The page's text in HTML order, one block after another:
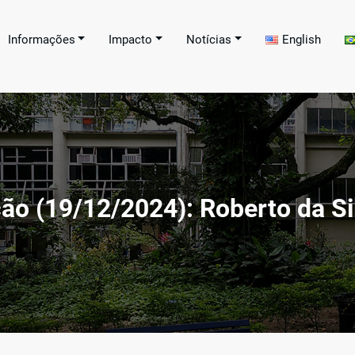
Programa de Pós-
de Educação Tecnológica Celso Suckow da
Informações Impacto Notícias English
(19/12/2024): Roberto da